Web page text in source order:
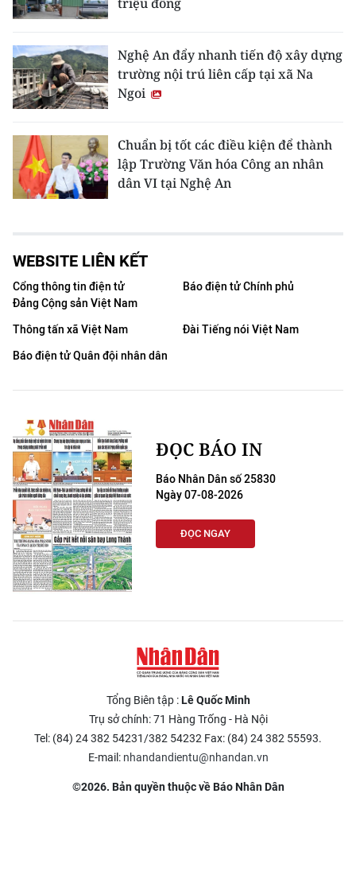
Nghệ An đẩy nhanh tiến độ xây dựng
trường nội trú liên cấp tại xã Na
Ngoi
Chuẩn bị tốt các điều kiện để thành
lập Trường Văn hóa Công an nhân
dân VI tại Nghệ An
WEBSITE LIÊN KẾT
Cổng thông tin điện tử
Đảng Cộng sản Việt Nam
Báo điện tử Chính phủ
Thông tấn xã Việt Nam
Đài Tiếng nói Việt Nam
Báo điện tử Quân đội nhân dân
ĐỌC BÁO IN
Báo Nhân Dân số 25830
Ngày 07-08-2026
ĐỌC NGAY
Tổng Biên tập :Lê Quốc Minh
Trụ sở chính: 71 Hàng Trống - Hà Nội
Tel: (84) 24 382 54231/382 54232 Fax: (84) 24 382 55593.
E-mail: nhandandientu@nhandan.vn
©2026. Bản quyền thuộc về Báo Nhân Dân